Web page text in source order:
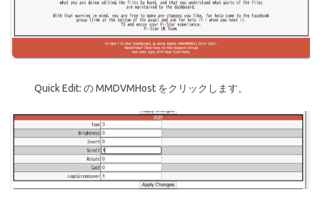
Quick Edit: の MMDVMHost をクリックします。